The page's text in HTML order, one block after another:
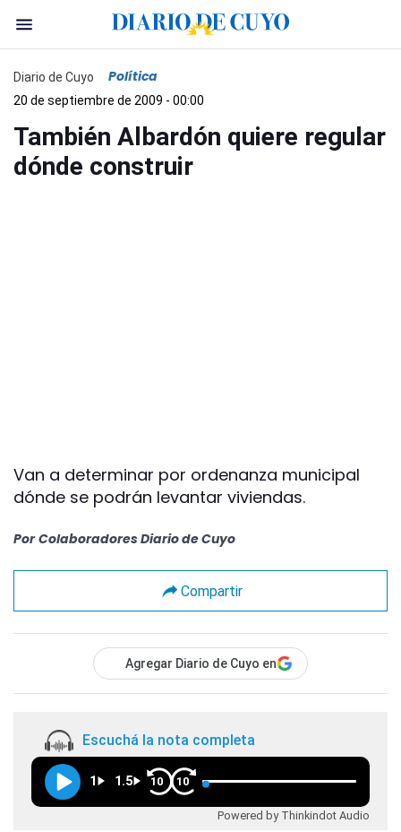
Diario de Cuyo Política
20 de septiembre de 2009 - 00:00
También Albardón quiere regular
dónde construir
Van a determinar por ordenanza municipal
dónde se podrán levantar viviendas.
Por Colaboradores Diario de Cuyo
Compartir
Agregar Diario de Cuyo en
Escuchá la nota completa
1 1.5 10 10
Powered by Thinkindot Audio